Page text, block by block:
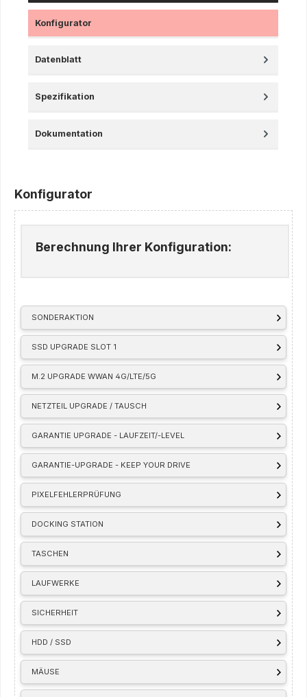
Konfigurator
Datenblatt
Spezifikation
Dokumentation
Konfigurator
SONDERAKTION
SSD UPGRADE SLOT 1
M.2 UPGRADE WWAN 4G/LTE/5G
NETZTEIL UPGRADE / TAUSCH
GARANTIE UPGRADE - LAUFZEIT/-LEVEL
GARANTIE-UPGRADE - KEEP YOUR DRIVE
PIXELFEHLERPRÜFUNG
DOCKING STATION
TASCHEN
LAUFWERKE
SICHERHEIT
HDD / SSD
MÄUSE
Berechnung Ihrer Konfiguration: